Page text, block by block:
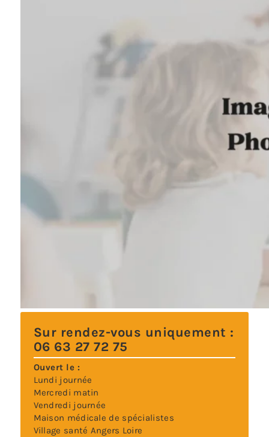
Sur rendez-vous uniquement :
06 63 27 72 75
Ouvert le :
Lundi journée
Mercredi matin
Vendredi journée
Maison médicale de spécialistes
Village santé Angers Loire